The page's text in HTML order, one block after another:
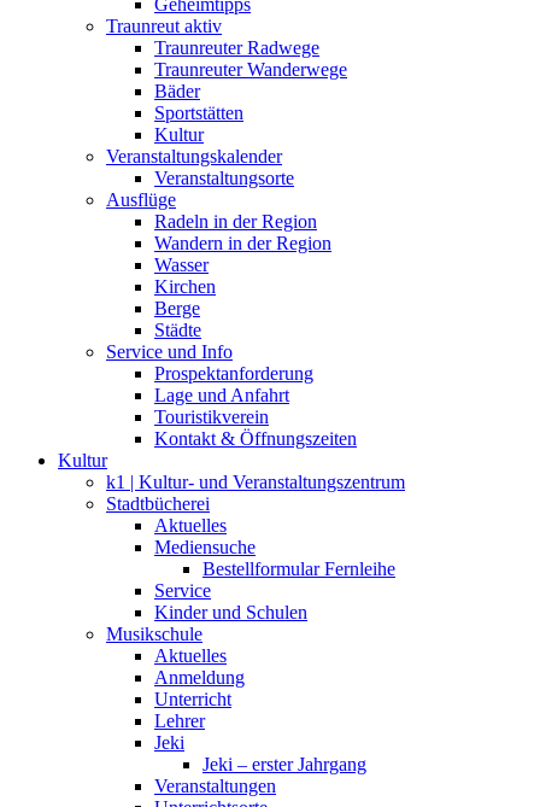
Geheimtipps
Traunreut aktiv
Traunreuter Radwege
Traunreuter Wanderwege
Bäder
Sportstätten
Kultur
Veranstaltungskalender
Veranstaltungsorte
Ausflüge
Radeln in der Region
Wandern in der Region
Wasser
Kirchen
Berge
Städte
Service und Info
Prospektanforderung
Lage und Anfahrt
Touristikverein
Kontakt & Öffnungszeiten
Kultur
k1 | Kultur- und Veranstaltungszentrum
Stadtbücherei
Aktuelles
Mediensuche
Bestellformular Fernleihe
Service
Kinder und Schulen
Musikschule
Aktuelles
Anmeldung
Unterricht
Lehrer
Jeki
Jeki – erster Jahrgang
Veranstaltungen